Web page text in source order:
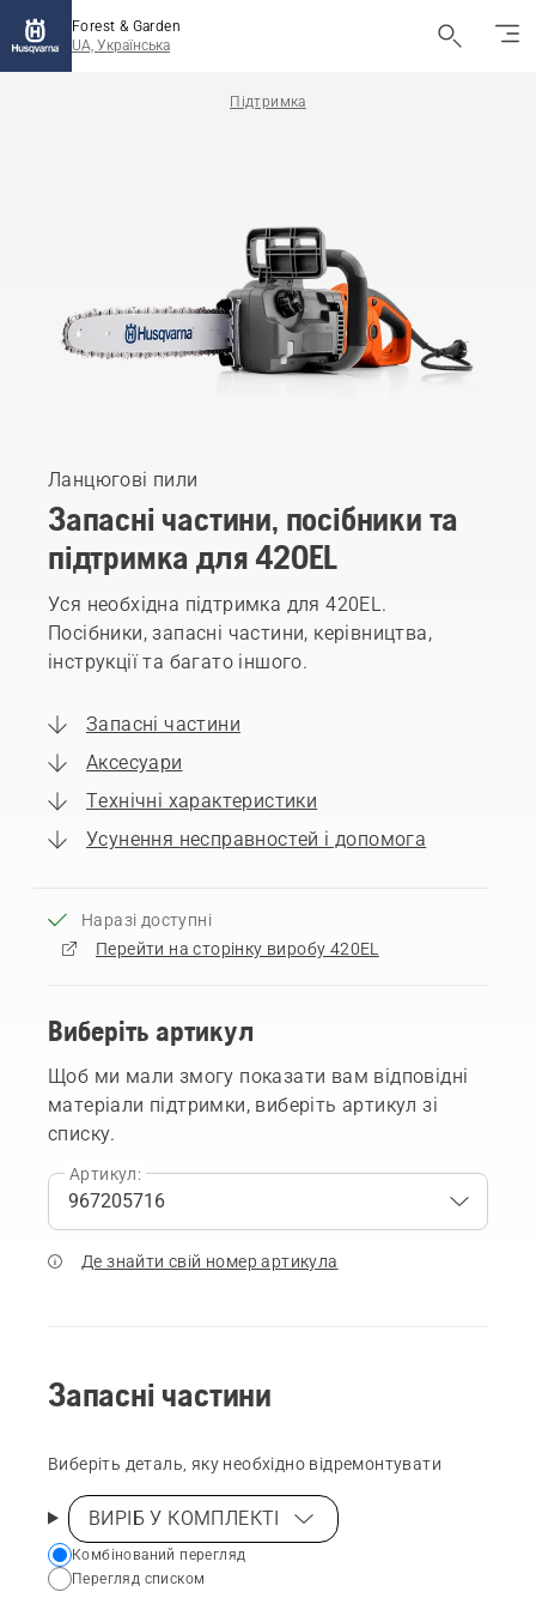
Forest & Garden
UA, Українська
Підтримка
Ланцюгові пили
Запасні частини, посібники та
підтримка для 420EL
Уся необхідна підтримка для 420EL.
Посібники, запасні частини, керівництва,
інструкції та багато іншого.
Запасні частини
Аксесуари
Технічні характеристики
Усунення несправностей і допомога
Наразі доступні
Перейти на сторінку виробу 420EL
Виберіть артикул
Щоб ми мали змогу показати вам відповідні
матеріали підтримки, виберіть артикул зі
списку.
Артикул:
Де знайти свій номер артикула
Запасні частини
Виберіть деталь, яку необхідно відремонтувати
ВИРІБ У КОМПЛЕКТІ
Choose
your
Комбінований перегляд
Перегляд списком